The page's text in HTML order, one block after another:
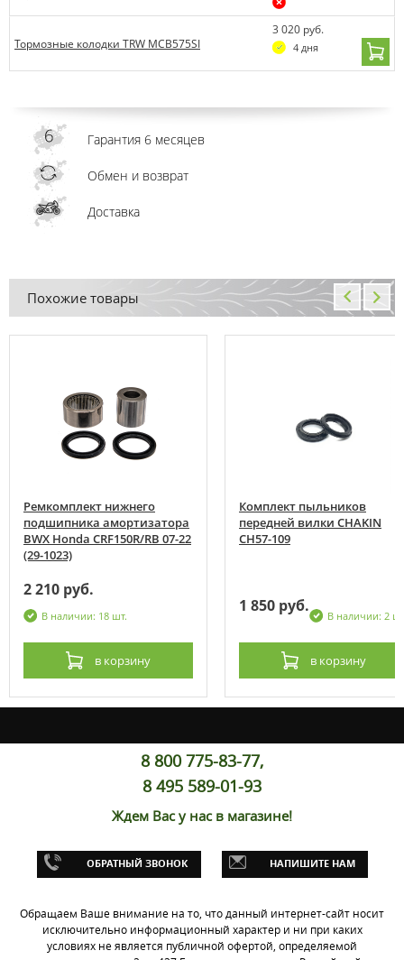
Тормозные колодки TRW MCB575SI
3 020 руб.
4 дня
Гарантия 6 месяцев
Обмен и возврат
Доставка
Похожие товары
Ремкомплект нижнего
подшипника амортизатора
BWX Honda CRF150R/RB 07-22
(29-1023)
2 210 руб.
В наличии: 18 шт.
в корзину
Комплект пыльников
передней вилки CHAKIN
CH57-109
1 850 руб.
В наличии: 2
в корзину
8 800 775-83-77,
8 495 589-01-93
Ждем Вас у нас в магазине!
ОБРАТНЫЙ ЗВОНОК НАПИШИТЕ НАМ
Обращаем Ваше внимание на то, что данный интернет-сайт носит
исключительно информационный характер и ни при каких
условиях не является публичной офертой, определяемой